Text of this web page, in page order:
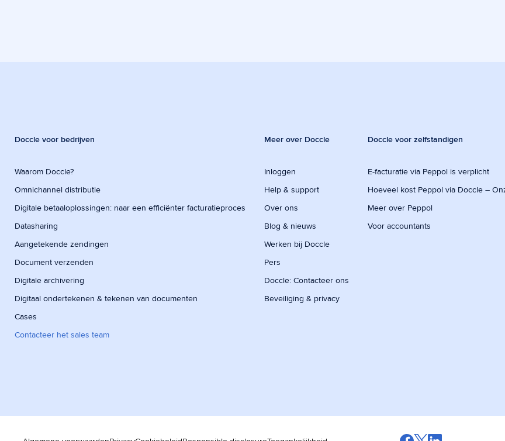
Doccle voor bedrijven
Waarom Doccle?
Omnichannel distributie
Digitale betaaloplossingen: naar een efficiënter facturatieproces
Datasharing
Aangetekende zendingen
Document verzenden
Digitale archivering
Digitaal ondertekenen & tekenen van documenten
Cases
Contacteer het sales team
Meer over Doccle
Inloggen
Help & support
Over ons
Blog & nieuws
Werken bij Doccle
Pers
Doccle: Contacteer ons
Beveiliging & privacy
Doccle voor zelfstandigen
E-facturatie via Peppol is verplicht
Hoeveel kost Peppol via Doccle –
Meer over Peppol
Voor accountants